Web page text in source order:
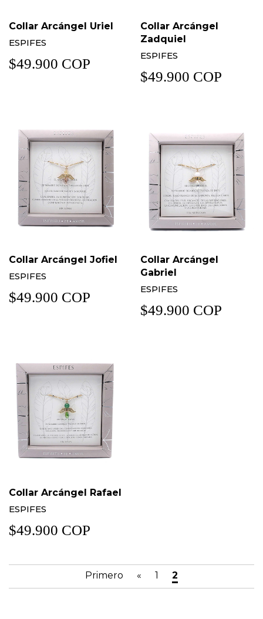
Collar Arcángel Uriel
ESPIFES
$49.900 COP
Collar Arcángel
Zadquiel
ESPIFES
$49.900 COP
Collar Arcángel Jofiel
ESPIFES
$49.900 COP
Collar Arcángel
Gabriel
ESPIFES
$49.900 COP
Collar Arcángel Rafael
ESPIFES
$49.900 COP
Primero « 1 2